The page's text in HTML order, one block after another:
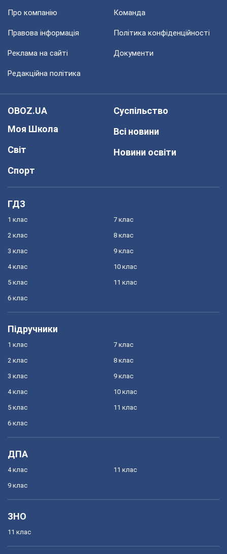
Про компанію Команда
Правова інформація Політика конфіденційності
Реклама на сайті Документи
Редакційна політика
OBOZ.UA
Моя Школа
Світ
Спорт
Суспільство
Всі новини
Новини освіти
ГДЗ
1 клас
2 клас
3 клас
4 клас
5 клас
6 клас
7 клас
8 клас
9 клас
10 клас
11 клас
Підручники
1 клас
2 клас
3 клас
4 клас
5 клас
6 клас
7 клас
8 клас
9 клас
10 клас
11 клас
ДПА
4 клас
9 клас
11 клас
ЗНО
11 клас